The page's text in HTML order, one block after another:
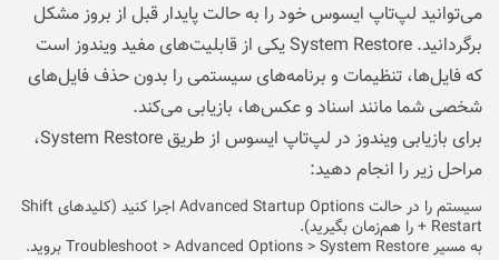
می‌توانید لپ‌تاپ ایسوس خود را به حالت پایدار قبل از بروز مشکل
برگردانید. System Restore یکی از قابلیت‌های مفید ویندوز است
که فایل‌ها، تنظیمات و برنامه‌های سیستمی را بدون حذف فایل‌های
شخصی شما مانند اسناد و عکس‌ها، بازیابی می‌کند.
برای بازیابی ویندوز در لپ‌تاپ ایسوس از طریق System Restore،
مراحل زیر را انجام دهید:
سیستم را در حالت Advanced Startup Options اجرا کنید (کلیدهای Shift
+ Restart را هم‌زمان بگیرید).
به مسیر Troubleshoot > Advanced Options > System Restore بروید.